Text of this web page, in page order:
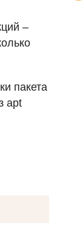
–
пакета
apt